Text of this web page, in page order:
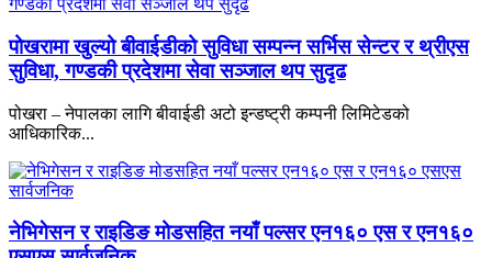
पोखरामा खुल्यो बीवाईडीको सुविधा सम्पन्न सर्भिस सेन्टर र थ्रीएस
सुविधा, गण्डकी प्रदेशमा सेवा सञ्जाल थप सुदृढ
पोखरा – नेपालका लागि बीवाईडी अटो इन्डष्ट्री कम्पनी लिमिटेडको
आधिकारिक...
नेभिगेसन र राइडिङ मोडसहित नयाँ पल्सर एन१६० एस र एन१६०